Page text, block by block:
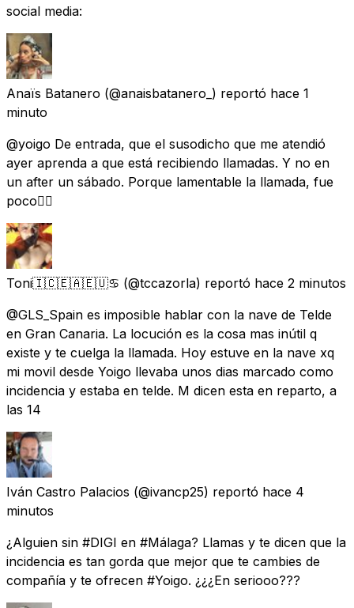
social media:
Anaïs Batanero (@anaisbatanero_) reportó hace 1
minuto
@yoigo De entrada, que el susodicho que me atendió
ayer aprenda a que está recibiendo llamadas. Y no en
un after un sábado. Porque lamentable la llamada, fue
poco😮‍💨
Toni🇮🇨🇪🇦🇪🇺♋ (@tccazorla) reportó hace 2 minutos
@GLS_Spain es imposible hablar con la nave de Telde
en Gran Canaria. La locución es la cosa mas inútil q
existe y te cuelga la llamada. Hoy estuve en la nave xq
mi movil desde Yoigo llevaba unos dias marcado como
incidencia y estaba en telde. M dicen esta en reparto, a
las 14
Iván Castro Palacios (@ivancp25) reportó hace 4
minutos
¿Alguien sin #DIGI en #Málaga? Llamas y te dicen que la
incidencia es tan gorda que mejor que te cambies de
compañía y te ofrecen #Yoigo. ¿¿¿En seriooo???